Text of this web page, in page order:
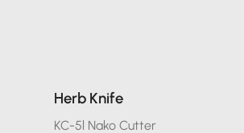
Herb Knife
KC-5l Nako Cutter